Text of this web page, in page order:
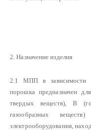
2. Назначение изделия
2.1 МПП в зависимости
порошка предназначен
твердых веществ), В
газообразных
электрооборудования,